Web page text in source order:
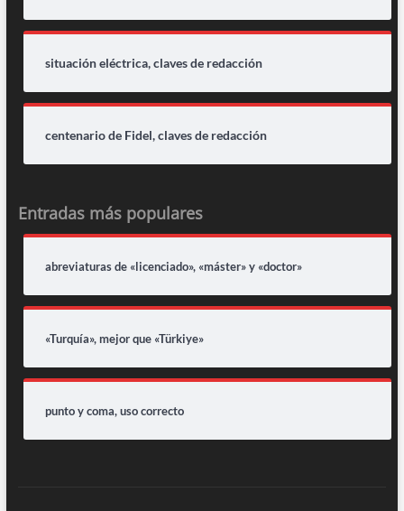
situación eléctrica, claves de redacción
centenario de Fidel, claves de redacción
Entradas más populares
abreviaturas de «licenciado», «máster» y «doctor»
«Turquía», mejor que «Türkiye»
punto y coma, uso correcto